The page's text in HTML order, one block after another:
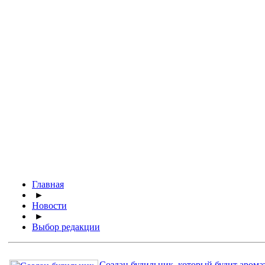
Главная
►
Новости
►
Выбор редакции